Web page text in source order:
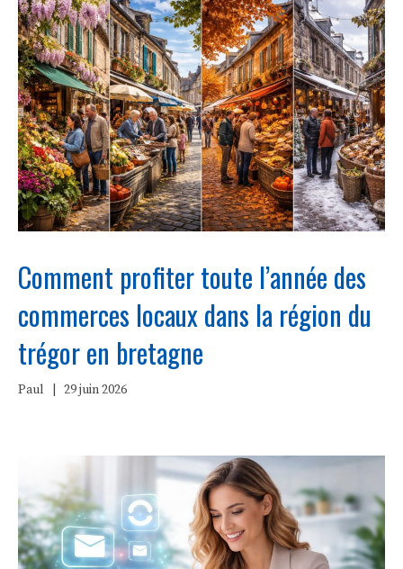
Comment profiter toute l’année des
commerces locaux dans la région du
trégor en bretagne
Paul 29 juin 2026